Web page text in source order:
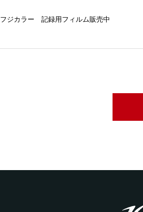
フジカラー 記録用フィルム販売中